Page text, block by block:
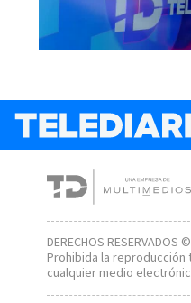
DERECHOS RESERVADOS
Prohibida la
cualquier medio